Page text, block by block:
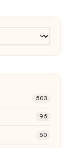
503
96
60